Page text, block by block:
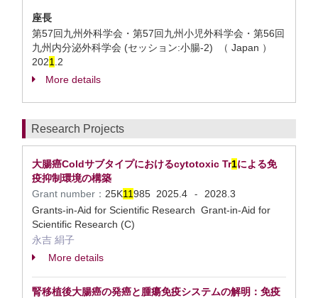
座長
第57回九州外科学会・第57回九州小児外科学会・第56回
九州内分泌外科学会 (セッション:小腸-2) （ Japan ）
2021 .2
More details
Research Projects
大腸癌Coldサブタイプにおけるcytotoxic Tr1による免
疫抑制環境の構築
Grant number： 25K11985 2025.4 -
2028.3
Grants-in-Aid for Scientific Research Grant-in-Aid for
Scientific Research (C)
永吉 絹子
More details
腎移植後大腸癌の発癌と腫瘍免疫システムの解明：免疫